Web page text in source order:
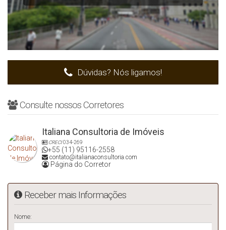
Dúvidas? Nós ligamos!
Consulte nossos Corretores
Italiana Consultoria de Imóveis
CRECI034-269
+55 (11) 95116-2558
contato@italianaconsultoria.com
Página do Corretor
Receber mais Informações
Nome: